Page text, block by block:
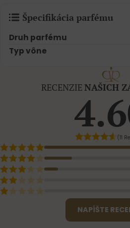
Špecifikácia parfému
Druh parfému
Typ vône
RECENZIE NAŠICH
(11
NAPÍŠTE